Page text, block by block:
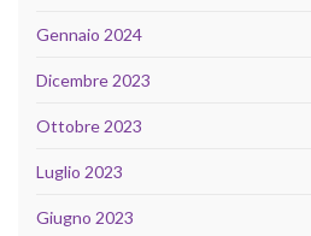
Gennaio 2024
Dicembre 2023
Ottobre 2023
Luglio 2023
Giugno 2023